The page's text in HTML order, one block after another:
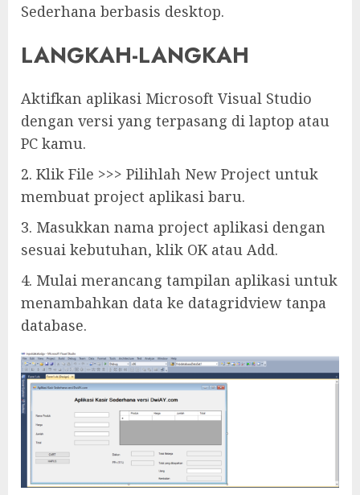
Sederhana berbasis desktop.
LANGKAH-LANGKAH
Aktifkan aplikasi Microsoft Visual Studio
dengan versi yang terpasang di laptop atau
PC kamu.
2. Klik File >>> Pilihlah New Project untuk
membuat project aplikasi baru.
3. Masukkan nama project aplikasi dengan
sesuai kebutuhan, klik OK atau Add.
4. Mulai merancang tampilan aplikasi untuk
menambahkan data ke datagridview tanpa
database.